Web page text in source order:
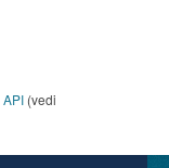
API (vedi